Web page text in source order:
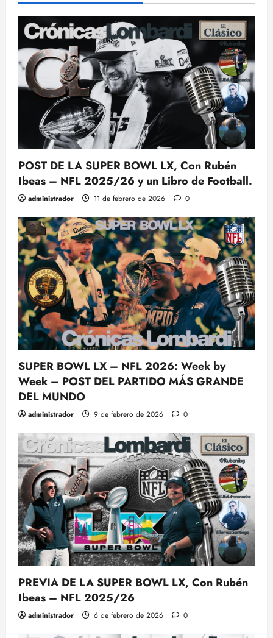
POST DE LA SUPER BOWL LX, Con Rubén
Ibeas – NFL 2025/26 y un Libro de Football.
administrador 11 de febrero de 2026 0
SUPER BOWL LX – NFL 2026: Week by
Week – POST DEL PARTIDO MÁS GRANDE
DEL MUNDO
administrador 9 de febrero de 2026 0
PREVIA DE LA SUPER BOWL LX, Con Rubén
Ibeas – NFL 2025/26
administrador 6 de febrero de 2026 0